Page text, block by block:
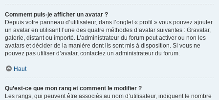
Comment puis-je afficher un avatar ?
Depuis votre panneau d’utilisateur, dans l’onglet « profil » vous pouvez ajouter
un avatar en utilisant l’une des quatre méthodes d’avatar suivantes : Gravatar,
galerie, distant ou importé. L’administrateur du forum peut activer ou non les
avatars et décider de la manière dont ils sont mis à disposition. Si vous ne
pouvez pas utiliser d’avatar, contactez un administrateur du forum.
Haut
Qu’est-ce que mon rang et comment le modifier ?
Les rangs, qui peuvent être associés au nom d’utilisateur, indiquent le nombre